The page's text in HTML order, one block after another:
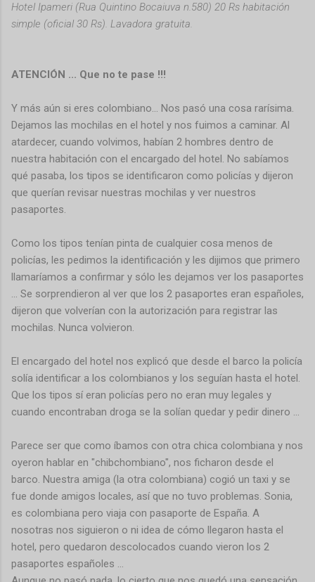
Hotel Ipameri (Rua Quintino Bocaiuva n.580) 20 Rs habitación
simple (oficial 30 Rs). Lavadora gratuita.
ATENCIÓN ... Que no te pase !!!
Y más aún si eres colombiano... Nos pasó una cosa rarísima.
Dejamos las mochilas en el hotel y nos fuimos a caminar. Al
atardecer, cuando volvimos, habían 2 hombres dentro de
nuestra habitación con el encargado del hotel. No sabíamos
qué pasaba, los tipos se identificaron como policías y dijeron
que querían revisar nuestras mochilas y ver nuestros
pasaportes.
Como los tipos tenían pinta de cualquier cosa menos de
policías, les pedimos la identificación y les dijimos que primero
llamaríamos a confirmar y sólo les dejamos ver los pasaportes
... Se sorprendieron al ver que los 2 pasaportes eran españoles,
dijeron que volverían con la autorización para registrar las
mochilas. Nunca volvieron.
El encargado del hotel nos explicó que desde el barco la policía
solía identificar a los colombianos y los seguían hasta el hotel.
Que los tipos sí eran policías pero no eran muy legales y
cuando encontraban droga se la solían quedar y pedir dinero ...
Parece ser que como íbamos con otra chica colombiana y nos
oyeron hablar en "chibchombiano", nos ficharon desde el
barco. Nuestra amiga (la otra colombiana) cogió un taxi y se
fue donde amigos locales, así que no tuvo problemas. Sonia,
es colombiana pero viaja con pasaporte de España. A
nosotras nos siguieron o ni idea de cómo llegaron hasta el
hotel, pero quedaron descolocados cuando vieron los 2
pasaportes españoles ...